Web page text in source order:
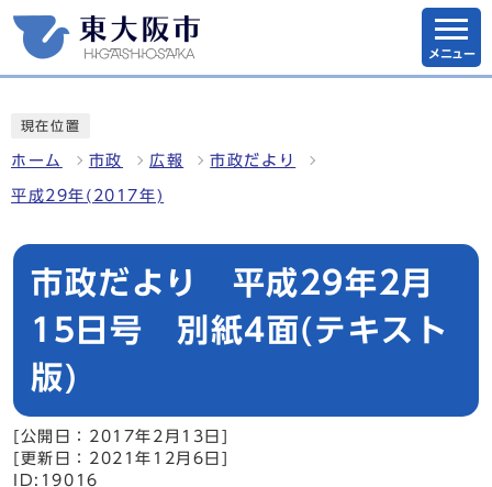
メニュー
現在位置
ホーム 市政 広報 市政だより
平成29年(2017年)
市政だより 平成29年2月
15日号 別紙4面(テキスト
版)
[公開日：2017年2月13日]
[更新日：2021年12月6日]
ID:19016